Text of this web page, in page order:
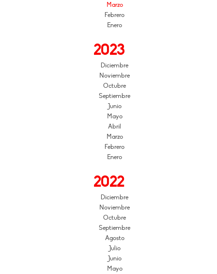
Marzo
Febrero
Enero
2023
Diciembre
Noviembre
Octubre
Septiembre
Junio
Mayo
Abril
Marzo
Febrero
Enero
2022
Diciembre
Noviembre
Octubre
Septiembre
Agosto
Julio
Junio
Mayo